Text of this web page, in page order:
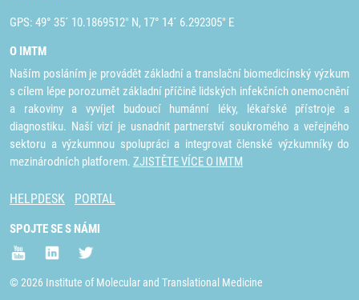
GPS: 49° 35´ 10.1869512" N, 17° 14´ 6.292305" E
O IMTM
Naším posláním je provádět základní a translační biomedicínský výzkum
s cílem lépe porozumět základní příčině lidských infekčních onemocnění
a rakoviny a vyvíjet budoucí humánní léky, lékařské přístroje a
diagnostiku. Naší vizí je usnadnit partnerství soukromého a veřejného
sektoru a výzkumnou spolupráci a integrovat členské výzkumníky do
mezinárodních platforem. ZJISTĚTE VÍCE O IMTM
HELPDESK PORTAL
SPOJTE SE S NÁMI
© 2026 Institute of Molecular and Translational Medicine